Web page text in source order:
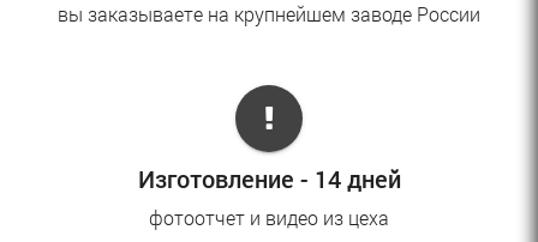
вы заказываете на крупнейшем заводе России
Изготовление - 14 дней
фотоотчет и видео из цеха